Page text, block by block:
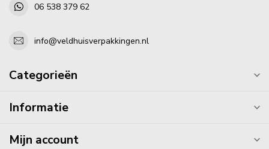
06 538 379 62
info@veldhuisverpakkingen.nl
Categorieën
Informatie
Mijn account